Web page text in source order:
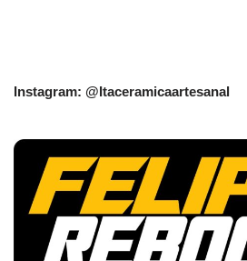
Instagram: @Itaceramicaartesanal